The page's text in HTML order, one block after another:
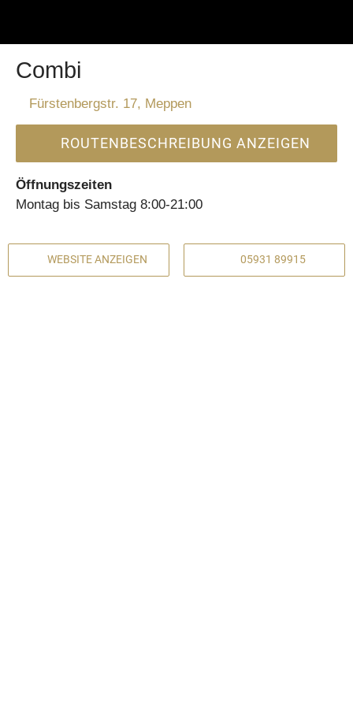
Combi
Fürstenbergstr. 17, Meppen
ROUTENBESCHREIBUNG ANZEIGEN
Öffnungszeiten
Montag bis Samstag 8:00-21:00
WEBSITE ANZEIGEN 05931 89915